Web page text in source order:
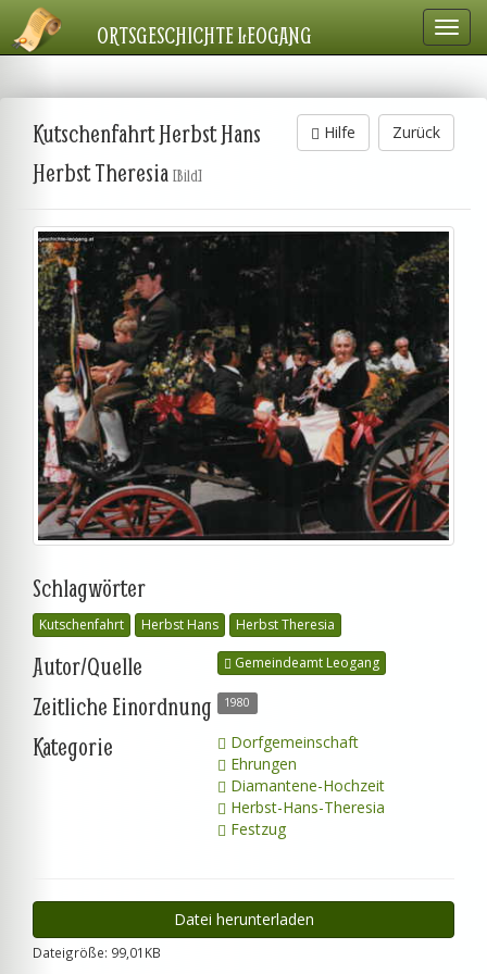
ORTSGESCHICHTE LEOGANG
Zurück
Hilfe
Kutschenfahrt Herbst Hans
Herbst Theresia [Bild]
Schlagwörter
Kutschenfahrt Herbst Hans Herbst Theresia
Autor/Quelle Gemeindeamt Leogang
Zeitliche Einordnung 1980
Kategorie
Dorfgemeinschaft
Ehrungen
Diamantene-Hochzeit
Herbst-Hans-Theresia
Festzug
Datei herunterladen
Dateigröße: 99,01KB